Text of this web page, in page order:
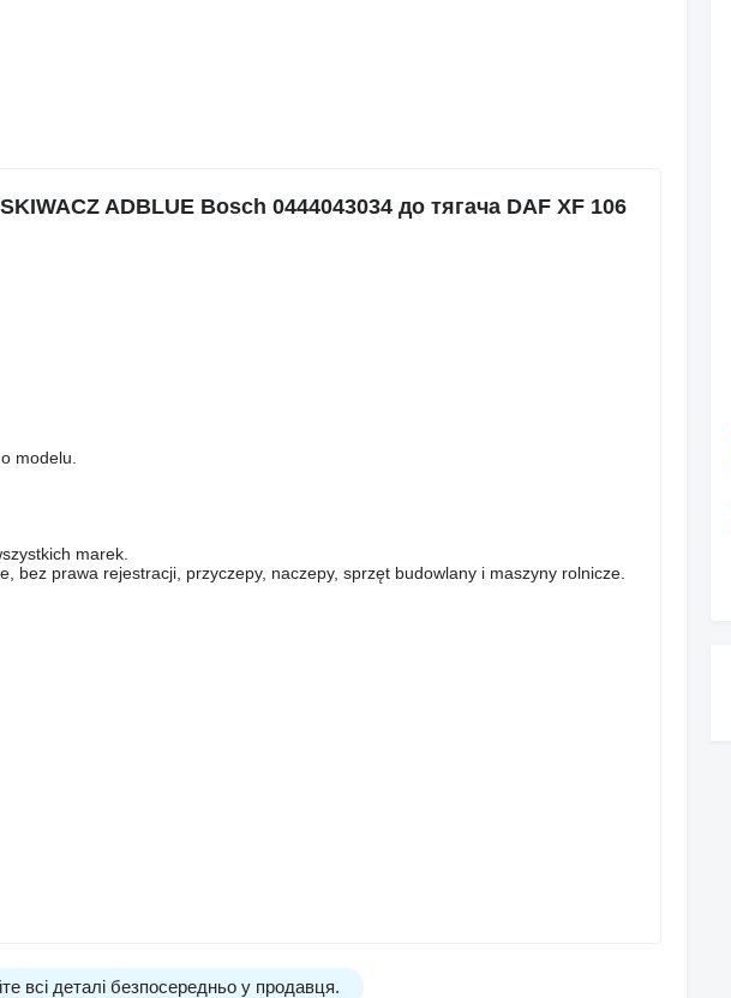
ADBLUE Bosch 0444043034 до тягача DAF XF 106
modelu.
marek.
bez prawa rejestracji, przyczepy, naczepy, sprzęt budowlany i maszyny rolnicze.
всі деталі безпосередньо у продавця.